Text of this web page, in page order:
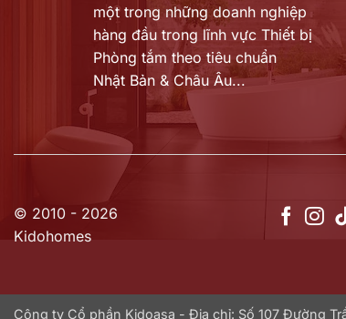
một trong những doanh nghiệp
hàng đầu trong lĩnh vực Thiết bị
Phòng tắm theo tiêu chuẩn
Nhật Bản & Châu Âu...
© 2010 - 2026
Kidohomes
Công ty Cổ phần Kidoasa - Địa chỉ: Số 107 Đường